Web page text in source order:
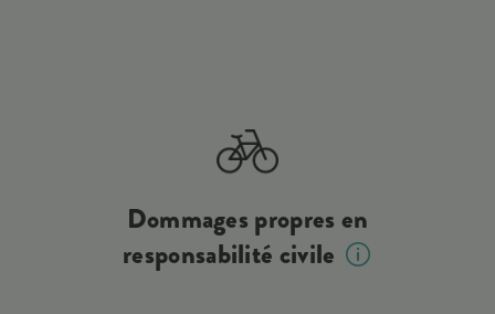
Dommages propres en
responsabilité civile